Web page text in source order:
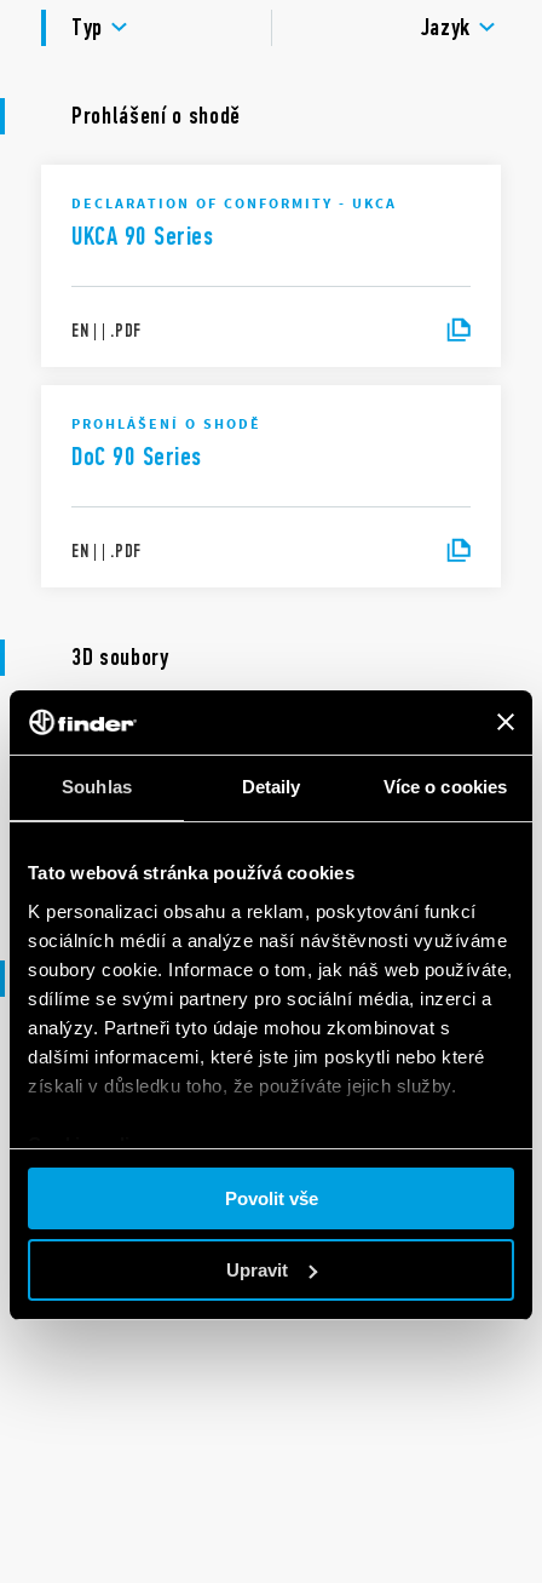
Souhlas Detaily Více o cookies
Tato webová stránka používá cookies
K personalizaci obsahu a reklam, poskytování funkcí
sociálních médií a analýze naší návštěvnosti využíváme
soubory cookie. Informace o tom, jak náš web používáte,
sdílíme se svými partnery pro sociální média, inzerci a
analýzy. Partneři tyto údaje mohou zkombinovat s
dalšími informacemi, které jste jim poskytli nebo které
získali v důsledku toho, že používáte jejich služby.
Cookie policy.
Povolit vše
Upravit
napěťová pevnost: 2 kV AC
krytí: IP 20
Typ
Jazyk
Prohlášení o shodě
DECLARATION OF CONFORMITY - UKCA
UKCA 90 Series
EN | | .PDF
PROHLÁŠENÍ O SHODĚ
DoC 90 Series
EN | | .PDF
3D soubory
90 Series
EN|7 MB| .ZIP
Soubory DXF
SOUBORY DXF
90 Series